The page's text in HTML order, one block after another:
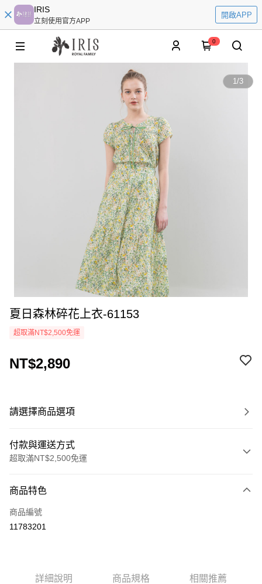
IRIS
立刻使用官方APP
開啟APP
0
1/3
夏日森林碎花上衣-61153
超取滿NT$2,500免運
NT$2,890
請選擇商品選項
付款與運送方式
超取滿NT$2,500免運
信用卡一次付款
LINE Pay
商品特色
商品編號
11783201
詳細說明 商品規格 相關推薦